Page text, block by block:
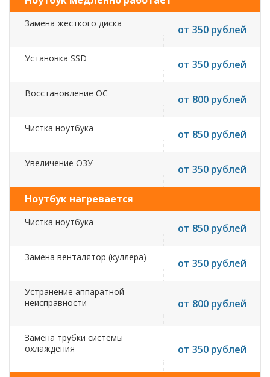
Замена жесткого диска от 350 рублей
Установка SSD от 350 рублей
Восстановление ОС от 800 рублей
Чистка ноутбука от 850 рублей
Увеличение ОЗУ от 350 рублей
Ноутбук нагревается
Чистка ноутбука от 850 рублей
Замена венталятор (куллера) от 350 рублей
Устранение аппаратной
неисправности
от 800 рублей
Замена трубки системы
охлаждения
от 350 рублей